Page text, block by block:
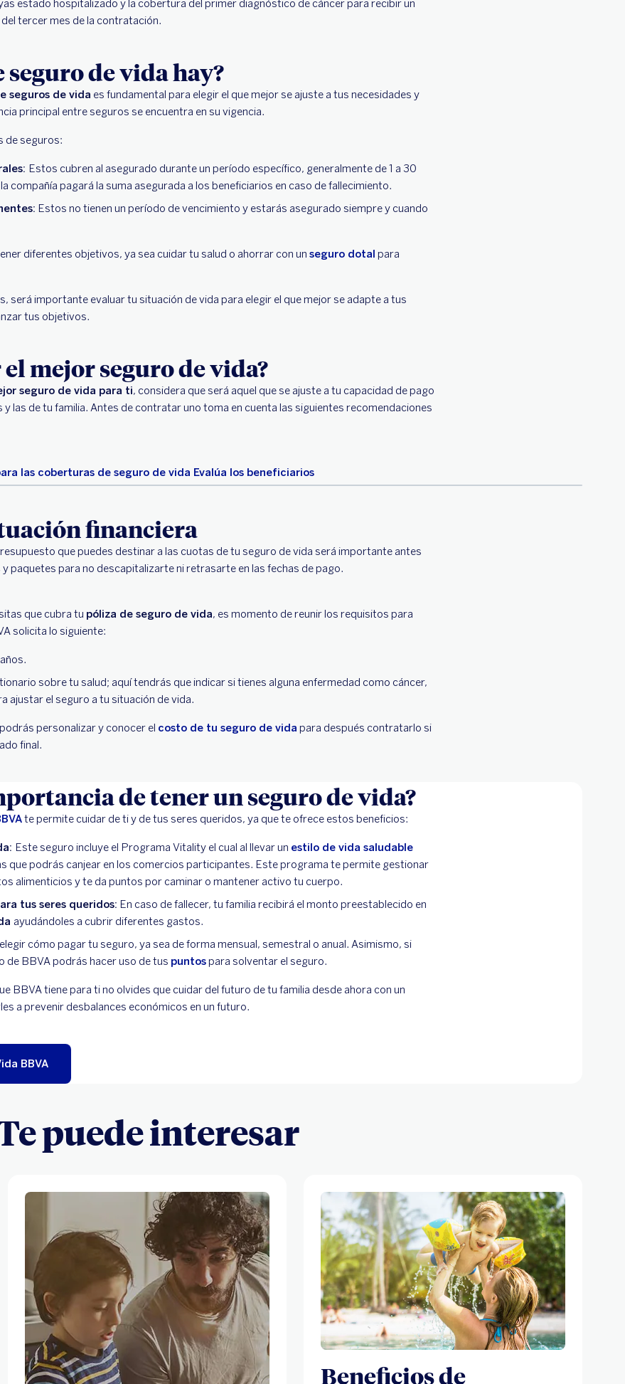
estado hospitalizado y la cobertura del primer diagnóstico de cáncer para recibir un
tercer mes de la contratación.
seguro de vida hay?
seguros de vida es fundamental para elegir el que mejor se ajuste a tus necesidades y
principal entre seguros se encuentra en su vigencia.
de seguros:
Estos cubren al asegurado durante un período específico, generalmente de 1 a 30
compañía pagará la suma asegurada a los beneficiarios en caso de fallecimiento.
Estos no tienen un período de vencimiento y estarás asegurado siempre y cuando
diferentes objetivos, ya sea cuidar tu salud o ahorrar con un seguro dotal para
será importante evaluar tu situación de vida para elegir el que mejor se adapte a tus
tus objetivos.
mejor seguro de vida?
seguro de vida para ti, considera que será aquel que se ajuste a tu capacidad de pago
las de tu familia. Antes de contratar uno toma en cuenta las siguientes recomendaciones
las coberturas de seguro de vida Evalúa los beneficiarios
financiera
que puedes destinar a las cuotas de tu seguro de vida será importante antes
paquetes para no descapitalizarte ni retrasarte en las fechas de pago.
que cubra tu póliza de seguro de vida, es momento de reunir los requisitos para
solicita lo siguiente:
sobre tu salud; aquí tendrás que indicar si tienes alguna enfermedad como cáncer,
ajustar el seguro a tu situación de vida.
personalizar y conocer el costo de tu seguro de vida para después contratarlo si
final.
de tener un seguro de vida?
te permite cuidar de ti y de tus seres queridos, ya que te ofrece estos beneficios:
Este seguro incluye el Programa Vitality el cual al llevar un estilo de vida saludable
que podrás canjear en los comercios participantes. Este programa te permite gestionar
alimenticios y te da puntos por caminar o mantener activo tu cuerpo.
tus seres queridos: En caso de fallecer, tu familia recibirá el monto preestablecido en
ayudándoles a cubrir diferentes gastos.
cómo pagar tu seguro, ya sea de forma mensual, semestral o anual. Asimismo, si
de BBVA podrás hacer uso de tus puntospara solventar el seguro.
BBVA tiene para ti no olvides que cuidar del futuro de tu familia desde ahora con un
a prevenir desbalances económicos en un futuro.
BBVA
puede interesar
Beneficios de